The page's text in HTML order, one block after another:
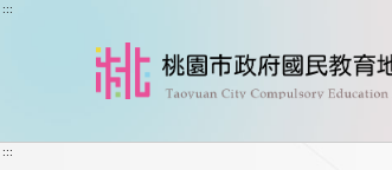
跳到主要內容
:::
:::